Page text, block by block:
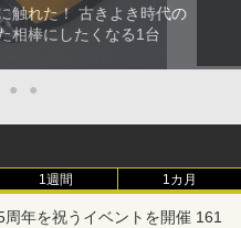
触れた！ 古きよき時代の
相棒にしたくなる1台
● ●
1週間 1カ月
周年を祝うイベントを開催 161